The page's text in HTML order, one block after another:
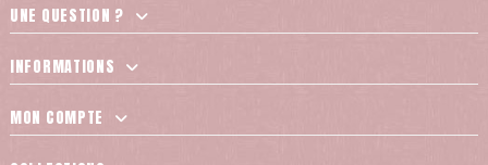
UNE QUESTION ?
INFORMATIONS
MON COMPTE